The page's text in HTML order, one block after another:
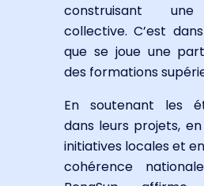
construisant une
collective. C’est
que se joue une
des formations
En soutenant les
dans leurs projets,
initiatives locales et
cohérence